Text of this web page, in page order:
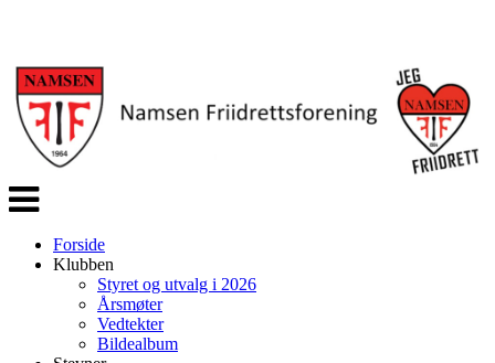
Veksle
navigasjon
Forside
Klubben
Styret og utvalg i 2026
Årsmøter
Vedtekter
Bildealbum